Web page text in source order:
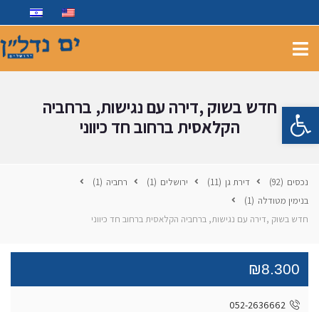
פתח סרגל נגישות
חדש בשוק ,דירה עם נגישות, ברחביה
הקלאסית ברחוב חד כיווני
נכסים (92) דירת גן (11) ירושלים (1) רחביה (1)
בנימין מטודלה (1)
חדש בשוק ,דירה עם נגישות, ברחביה הקלאסית ברחוב חד כיווני
₪8.300
052-2636662